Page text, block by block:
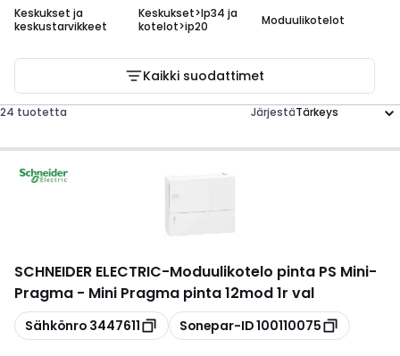
Keskukset ja
keskustarvikkeet
Keskukset>Ip34 ja
kotelot>ip20
Moduulikotelot
Kaikki suodattimet
24 tuotetta Järjestä
SCHNEIDER ELECTRIC-Moduulikotelo pinta PS Mini-
Pragma - Mini Pragma pinta 12mod 1r val
Kopioi
Sähkönro 3447611 Kopioi
Sonepar-ID100110075